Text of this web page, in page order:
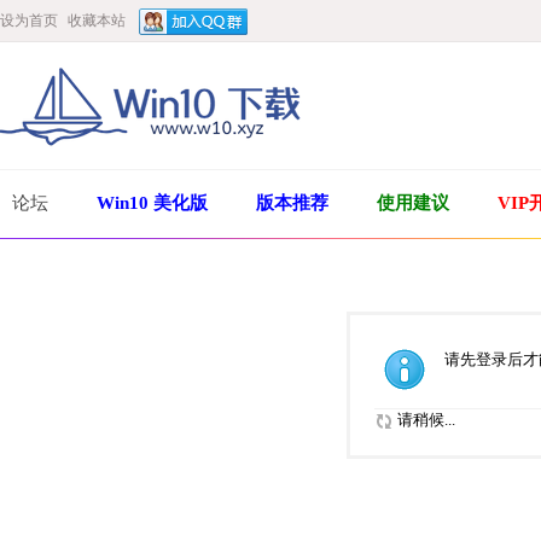
设为首页 收藏本站
论坛 Win10 美化版 版本推荐 使用建议 VIP
请先登录后
请稍候...